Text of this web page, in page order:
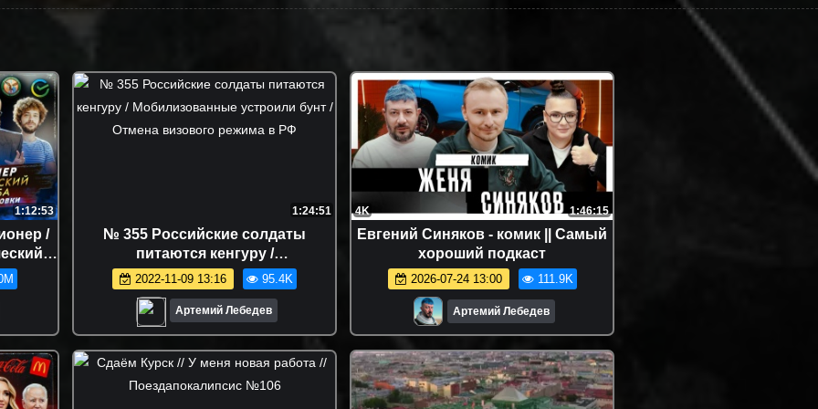
1:12:53
/
/
без
1:24:51
№ 355 Российские солдаты
питаются кенгуру /
Мобилизованные устроили бунт /
Отмена визового режима в РФ
2022-11-09 13:16 95.4K
Артемий Лебедев
4K 1:46:15
Евгений Синяков - комик || Самый
хороший подкаст
2026-07-24 13:00 111.9K
Артемий Лебедев